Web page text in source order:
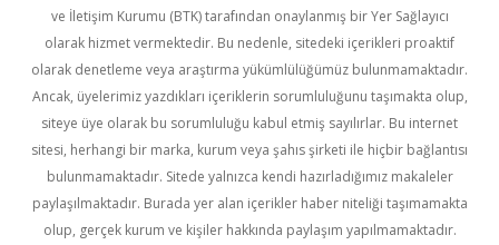
ve İletişim Kurumu (BTK) tarafından onaylanmış bir Yer Sağlayıcı
olarak hizmet vermektedir. Bu nedenle, sitedeki içerikleri proaktif
olarak denetleme veya araştırma yükümlülüğümüz bulunmamaktadır.
Ancak, üyelerimiz yazdıkları içeriklerin sorumluluğunu taşımakta olup,
siteye üye olarak bu sorumluluğu kabul etmiş sayılırlar. Bu internet
sitesi, herhangi bir marka, kurum veya şahıs şirketi ile hiçbir bağlantısı
bulunmamaktadır. Sitede yalnızca kendi hazırladığımız makaleler
paylaşılmaktadır. Burada yer alan içerikler haber niteliği taşımamakta
olup, gerçek kurum ve kişiler hakkında paylaşım yapılmamaktadır.